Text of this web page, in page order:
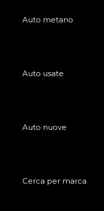
Auto metano
Auto usate
Auto nuove
Cerca per marca